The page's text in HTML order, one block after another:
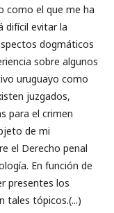
como el que me ha
difícil evitar la
dogmáticos
sobre algunos
uruguayo como
juzgados,
para el crimen
de mi
el Derecho penal
En función de
presentes los
tales tópicos.(...)